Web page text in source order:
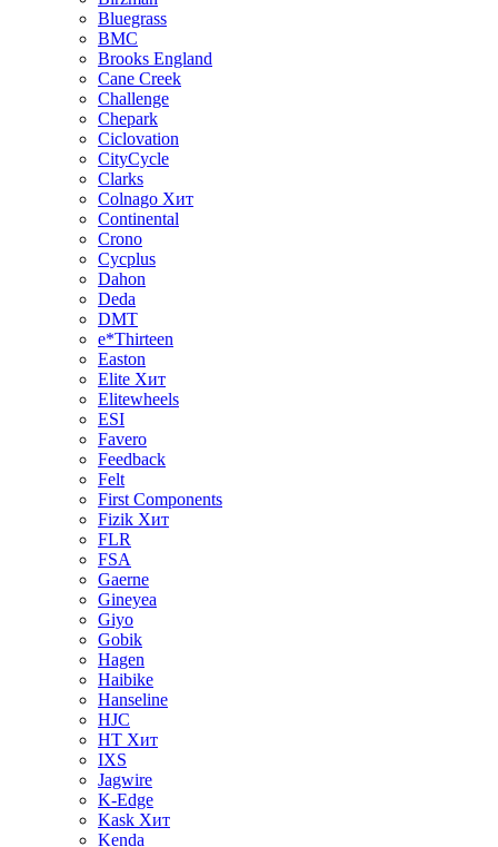
Bluegrass
BMC
Brooks England
Cane Creek
Challenge
Chepark
Ciclovation
CityCycle
Clarks
Colnago Хит
Continental
Crono
Cycplus
Dahon
Deda
DMT
e*Thirteen
Easton
Elite Хит
Elitewheels
ESI
Favero
Feedback
Felt
First Components
Fizik Хит
FLR
FSA
Gaerne
Gineyea
Giyo
Gobik
Hagen
Haibike
Hanseline
HJC
HT Хит
IXS
Jagwire
K-Edge
Kask Хит
Kenda